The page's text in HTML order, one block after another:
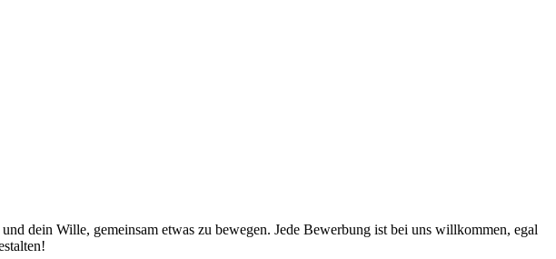
dein Wille, gemeinsam etwas zu bewegen. Jede Bewerbung ist bei uns willkommen, egal